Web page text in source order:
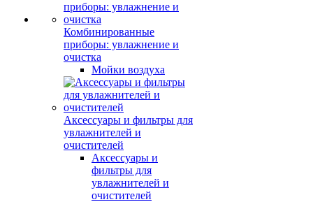
Комбинированные
приборы: увлажнение и
очистка
Мойки воздуха
Аксессуары и фильтры для
увлажнителей и
очистителей
Аксессуары и
фильтры для
увлажнителей и
очистителей